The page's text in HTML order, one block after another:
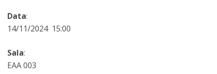
Data:
14/11/2024 15:00
Sala:
EAA 003